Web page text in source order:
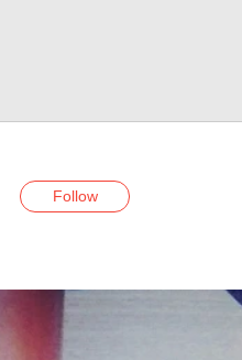
Follow